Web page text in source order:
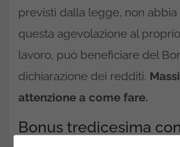
previsti dalla legge, non abbia
questa agevolazione al
lavoro, può beneficiare del
dichiarazione dei redditi.
attenzione a come fare.
Bonus tredicesima